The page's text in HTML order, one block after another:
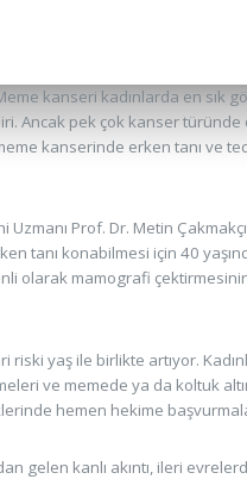
kanseri kadınlarda en sık
Ancak pek çok kanser türünde
kanserinde erken tanı ve
Uzmanı Prof. Dr. Metin
tanı konabilmesi için 40
olarak mamografi
riski yaş ile birlikte artıyor.
ve memede ya da koltuk
hemen hekime
gelen kanlı akıntı, ileri